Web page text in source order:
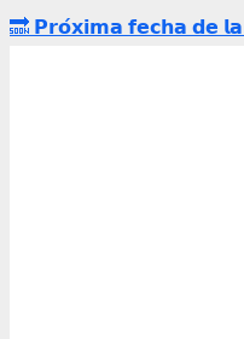
🔜 𝗣𝗿𝗼́𝘅𝗶𝗺𝗮 𝗳𝗲𝗰𝗵𝗮 𝗱𝗲